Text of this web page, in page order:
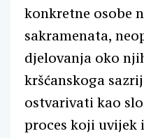
konkretne osobe
sakramenata,
djelovanja oko
kršćanskoga
ostvarivati kao
proces koji uvijek